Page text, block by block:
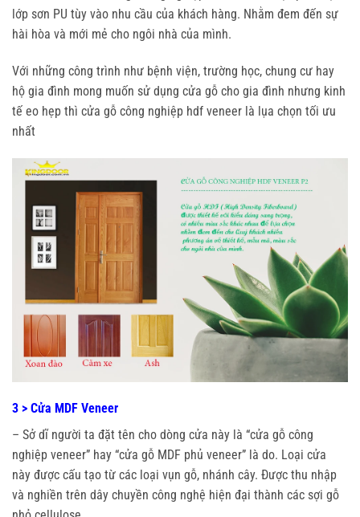
lớp sơn PU tùy vào nhu cầu của khách hàng. Nhằm đem đến sự
hài hòa và mới mẻ cho ngôi nhà của mình.
Với những công trình như bệnh viện, trường học, chung cư hay
hộ gia đình mong muốn sử dụng cửa gỗ cho gia đình nhưng kinh
tế eo hẹp thì cửa gỗ công nghiệp hdf veneer là lụa chọn tối ưu
nhất
3 > Cửa MDF Veneer
– Sở dĩ người ta đặt tên cho dòng cửa này là “cửa gỗ công
nghiệp veneer” hay “cửa gỗ MDF phủ veneer” là do. Loại cửa
này được cấu tạo từ các loại vụn gỗ, nhánh cây. Được thu nhập
và nghiền trên dây chuyền công nghệ hiện đại thành các sợi gỗ